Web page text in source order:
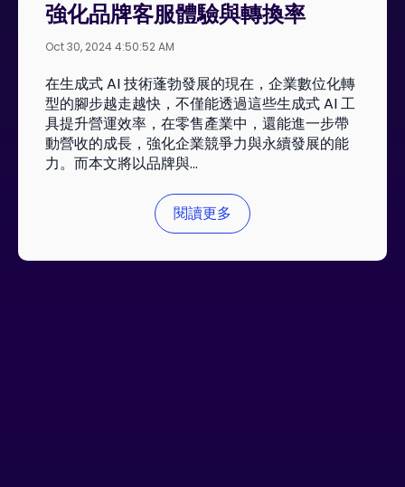
強化品牌客服體驗與轉換率
Oct 30, 2024 4:50:52 AM
在生成式 AI 技術蓬勃發展的現在，企業數位化轉
型的腳步越走越快，不僅能透過這些生成式 AI 工
具提升營運效率，在零售產業中，還能進一步帶
動營收的成長，強化企業競爭力與永續發展的能
力。而本文將以品牌與...
閱讀更多